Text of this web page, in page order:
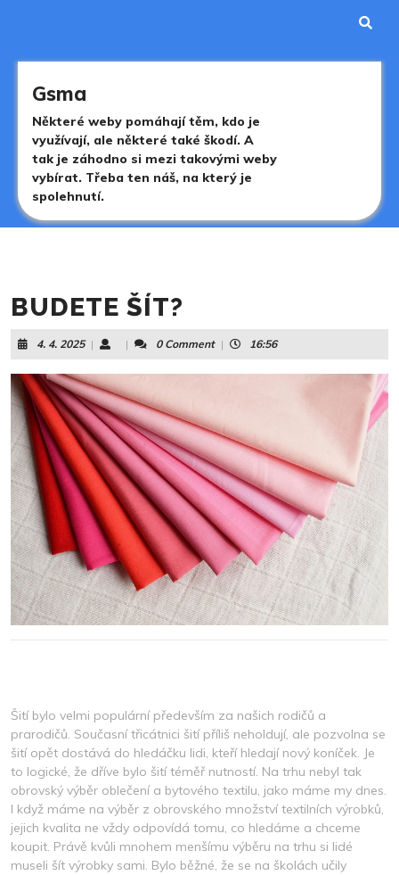
Gsma
Některé weby pomáhají těm, kdo je
využívají, ale některé také škodí. A
tak je záhodno si mezi takovými weby
vybírat. Třeba ten náš, na který je
spolehnutí.
BUDETE ŠÍT?
4. 4. 20254.
4.
2025
| | 0 Comment | 16:56
Šití bylo velmi populární především za našich rodičů a
prarodičů. Současní třicátnici šití příliš neholdují, ale pozvolna se
šití opět dostává do hledáčku lidi, kteří hledají nový koníček. Je
to logické, že dříve bylo šití téměř nutností. Na trhu nebyl tak
obrovský výběr oblečení a bytového textilu, jako máme my dnes.
I když máme na výběr z obrovského množství textilních výrobků,
jejich kvalita ne vždy odpovídá tomu, co hledáme a chceme
koupit. Právě kvůli mnohem menšímu výběru na trhu si lidé
museli šít výrobky sami. Bylo běžné, že se na školách učily